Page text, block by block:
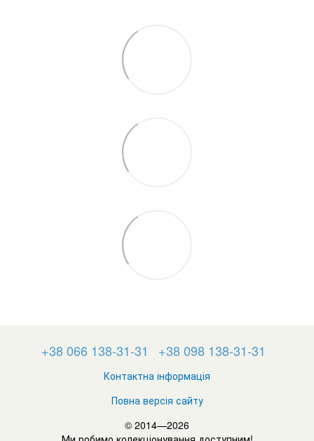
+38 066 138-31-31 +38 098 138-31-31
Контактна інформація
Повна версія сайту
© 2014—2026